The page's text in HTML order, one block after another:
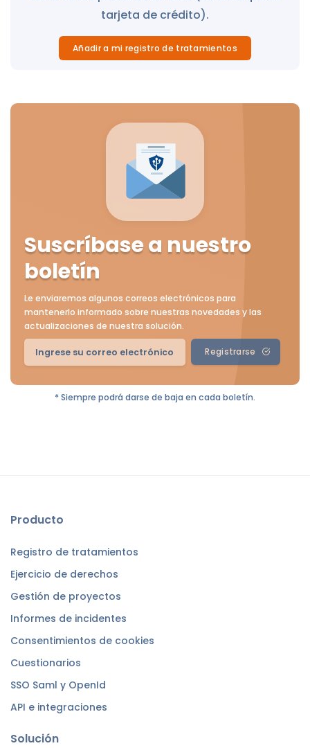
tarjeta de crédito).
Añadir a mi registro de tratamientos
Suscríbase a nuestro
boletín
Le enviaremos algunos correos electrónicos para
mantenerlo informado sobre nuestras novedades y las
actualizaciones de nuestra solución.
Registrarse
* Siempre podrá darse de baja en cada boletín.
Producto
Registro de tratamientos
Ejercicio de derechos
Gestión de proyectos
Informes de incidentes
Consentimientos de cookies
Cuestionarios
SSO Saml y OpenId
API e integraciones
Solución